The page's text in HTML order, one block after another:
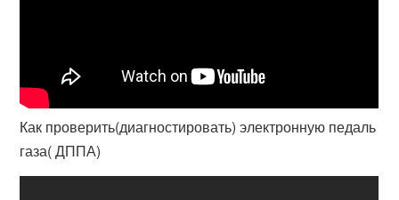
Как проверить(диагностировать) электронную педаль
газа( ДППА)